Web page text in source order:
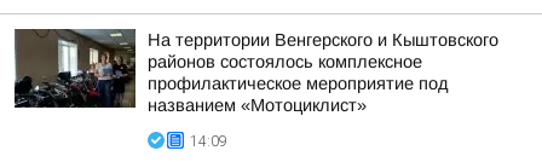
На территории Венгерского и Кыштовского
районов состоялось комплексное
профилактическое мероприятие под
названием «Мотоциклист»
14:09